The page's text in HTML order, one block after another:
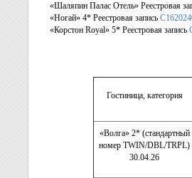
«Шаляпин Палас Отель» Реестровая
«Ногай» 4* Реестровая запись
«Корстон Royal» 5* Реестровая запись
Гостиница, категория
«Волга» 2* (стандартный
номер TWIN/DBL/TRPL)
30.04.26